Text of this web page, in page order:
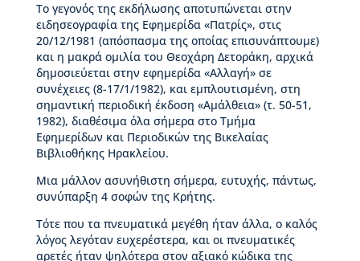
ρ
ί
σ
ε
ι
ς
Κ
τ
ί
ρ
ι
ο
Β
ι
κ
Το γεγονός της εκδήλωσης αποτυπώνεται στην
ειδησεογραφία της Εφημερίδα «Πατρίς», στις
20/12/1981 (απόσπασμα της οποίας επισυνάπτουμε)
και η μακρά ομιλία του Θεοχάρη Δετοράκη, αρχικά
δημοσιεύεται στην εφημερίδα «Αλλαγή» σε
συνέχειες (8-17/1/1982), και εμπλουτισμένη, στη
σημαντική περιοδική έκδοση «Αμάλθεια» (τ. 50-51,
1982), διαθέσιμα όλα σήμερα στο Τμήμα
Εφημερίδων και Περιοδικών της Βικελαίας
Βιβλιοθήκης Ηρακλείου.
Μια μάλλον ασυνήθιστη σήμερα, ευτυχής, πάντως,
συνύπαρξη 4 σοφών της Κρήτης.
Τότε που τα πνευματικά μεγέθη ήταν άλλα, ο καλός
λόγος λεγόταν ευχερέστερα, και οι πνευματικές
αρετές ήταν ψηλότερα στον αξιακό κώδικα της